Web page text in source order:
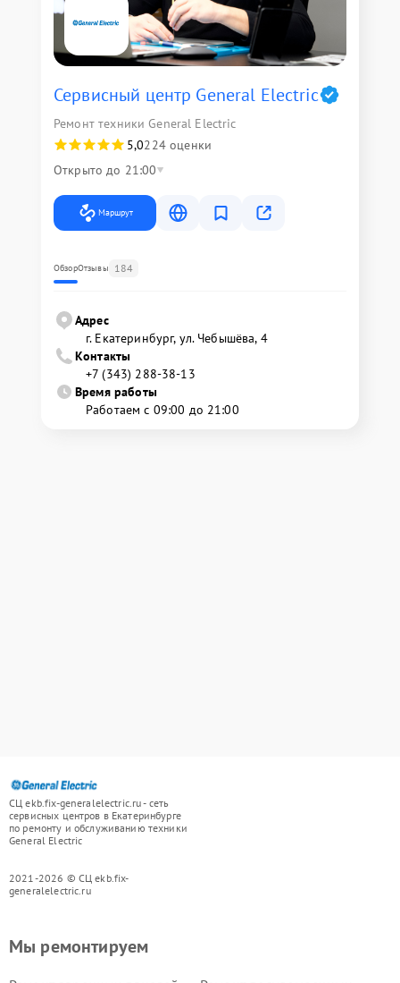
Сервисный центр General Electric
Ремонт техники General Electric
5,0224 оценки
Открыто до 21:00
Маршрут
ОбзорОтзывы 184
Адрес
г. Екатеринбург, ул. Чебышёва, 4
Контакты
+7 (343) 288-38-13
Время работы
Работаем с 09:00 до 21:00
СЦ ekb.fix-generalelectric.ru - сеть
сервисных центров в Екатеринбурге
по ремонту и обслуживанию техники
General Electric
2021-2026 © СЦ ekb.fix-
generalelectric.ru
Мы ремонтируем